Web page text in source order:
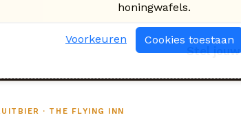
Stel jouw
· THE FLYING INN
honingwafels.
Voorkeuren Cookies toestaan